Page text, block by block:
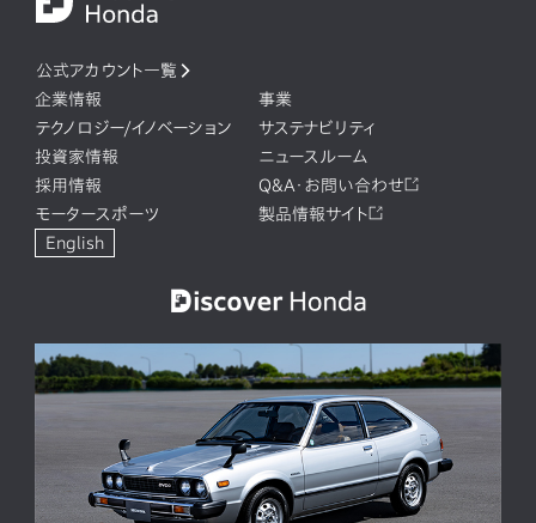
公式アカウント一覧
企業情報
事業
テクノロジー/イノベーション
サステナビリティ
投資家情報
ニュースルーム
採用情報
Q&A・お問い合わせ
モータースポーツ
製品情報サイト
English